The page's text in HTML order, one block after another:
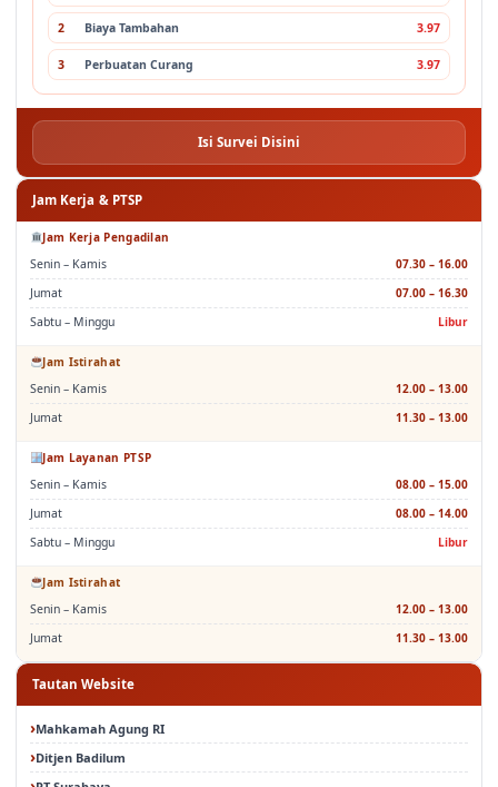
2 Biaya Tambahan 3.97
3 Perbuatan Curang 3.97
Isi Survei Disini
Jam Kerja & PTSP
Jam Kerja Pengadilan
Senin – Kamis
07.30 – 16.00
Jumat
07.00 – 16.30
Sabtu – Minggu
Libur
Jam Istirahat
Senin – Kamis
12.00 – 13.00
Jumat
11.30 – 13.00
Jam Layanan PTSP
Senin – Kamis
08.00 – 15.00
Jumat
08.00 – 14.00
Sabtu – Minggu
Libur
Jam Istirahat
Senin – Kamis
12.00 – 13.00
Jumat
11.30 – 13.00
Tautan Website
Mahkamah Agung RI
Ditjen Badilum